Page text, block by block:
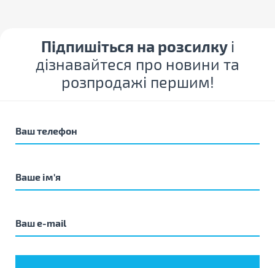
Підпишіться на розсилку і
дізнавайтеся про новини та
розпродажі першим!